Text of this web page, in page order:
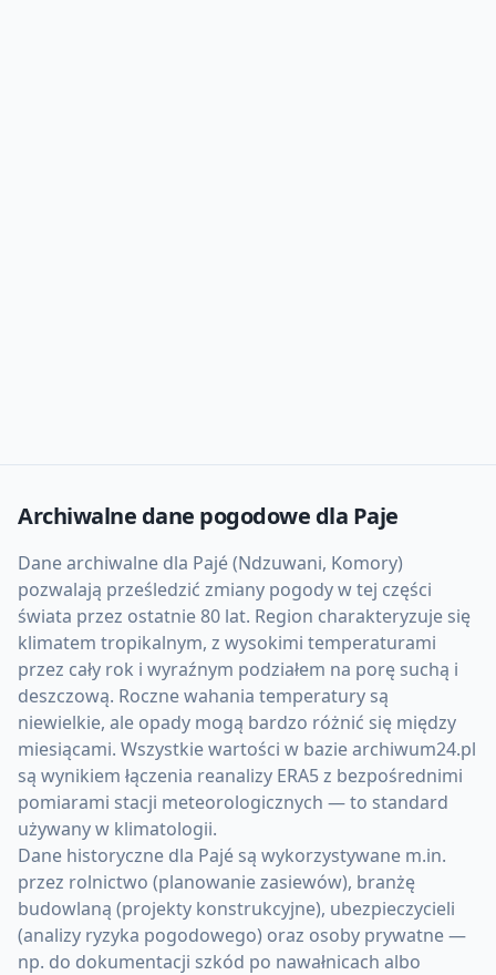
Archiwalne dane pogodowe dla Paje
Dane archiwalne dla Pajé (Ndzuwani, Komory)
pozwalają prześledzić zmiany pogody w tej części
świata przez ostatnie 80 lat. Region charakteryzuje się
klimatem tropikalnym, z wysokimi temperaturami
przez cały rok i wyraźnym podziałem na porę suchą i
deszczową. Roczne wahania temperatury są
niewielkie, ale opady mogą bardzo różnić się między
miesiącami. Wszystkie wartości w bazie archiwum24.pl
są wynikiem łączenia reanalizy ERA5 z bezpośrednimi
pomiarami stacji meteorologicznych — to standard
używany w klimatologii.
Dane historyczne dla Pajé są wykorzystywane m.in.
przez rolnictwo (planowanie zasiewów), branżę
budowlaną (projekty konstrukcyjne), ubezpieczycieli
(analizy ryzyka pogodowego) oraz osoby prywatne —
np. do dokumentacji szkód po nawałnicach albo